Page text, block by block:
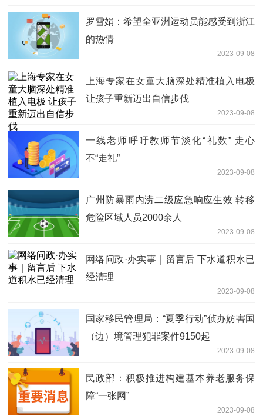
罗雪娟：希望全亚洲运动员能感受到浙江
的热情
2023-09-08
上海专家在女童大脑深处精准植入电极
让孩子重新迈出自信步伐
2023-09-08
一线老师呼吁教师节淡化“礼数” 走心
不“走礼”
2023-09-08
广州防暴雨内涝二级应急响应生效 转移
危险区域人员2000余人
2023-09-08
网络问政·办实事｜留言后 下水道积水已
经清理
2023-09-08
国家移民管理局：“夏季行动”侦办妨害国
（边）境管理犯罪案件9150起
2023-09-08
民政部：积极推进构建基本养老服务保
障“一张网”
2023-09-08